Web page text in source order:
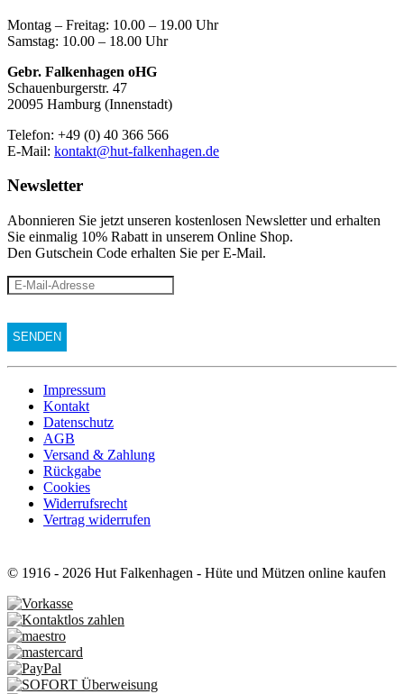
Montag – Freitag: 10.00 – 19.00 Uhr
Samstag: 10.00 – 18.00 Uhr
Gebr. Falkenhagen oHG
Schauenburgerstr. 47
20095 Hamburg (Innenstadt)
Telefon: +49 (0) 40 366 566
E-Mail: kontakt@hut-falkenhagen.de
Newsletter
Abonnieren Sie jetzt unseren kostenlosen Newsletter und erhalten
Sie einmalig 10% Rabatt in unserem Online Shop.
Den Gutschein Code erhalten Sie per E-Mail.
Impressum
Kontakt
Datenschutz
AGB
Versand & Zahlung
Rückgabe
Cookies
Widerrufsrecht
Vertrag widerrufen
© 1916 - 2026 Hut Falkenhagen - Hüte und Mützen online kaufen